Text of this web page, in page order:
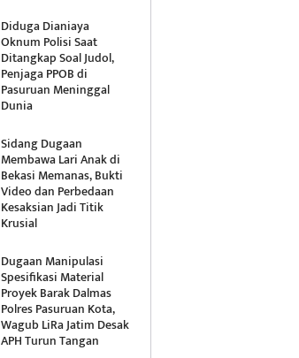
Diduga Dianiaya
Oknum Polisi Saat
Ditangkap Soal Judol,
Penjaga PPOB di
Pasuruan Meninggal
Dunia
Sidang Dugaan
Membawa Lari Anak di
Bekasi Memanas, Bukti
Video dan Perbedaan
Kesaksian Jadi Titik
Krusial
Dugaan Manipulasi
Spesifikasi Material
Proyek Barak Dalmas
Polres Pasuruan Kota,
Wagub LiRa Jatim Desak
APH Turun Tangan